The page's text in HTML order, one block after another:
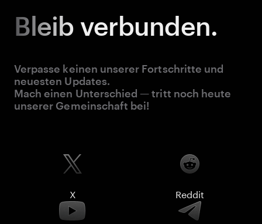
Bleib verbunden.
Verpasse keinen unserer Fortschritte und
neuesten Updates.
Mach einen Unterschied — tritt noch heute
unserer Gemeinschaft bei!
X Reddit